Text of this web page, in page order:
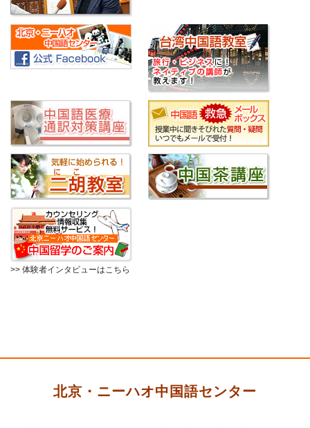
>> 体験者インタビューはこちら
北京・ニーハオ中国語センター